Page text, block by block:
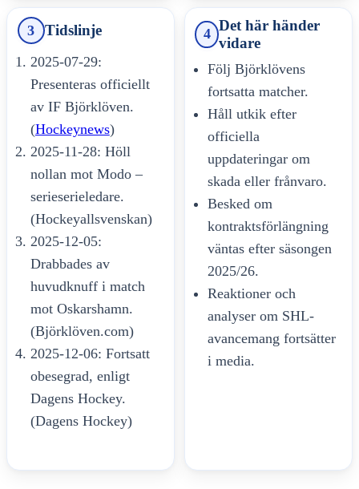
3 Tidslinje
2025-07-29:
Presenteras officiellt
av IF Björklöven.
(Hockeynews)
2025-11-28: Höll
nollan mot Modo –
serieserieledare.
(Hockeyallsvenskan)
2025-12-05:
Drabbades av
huvudknuff i match
mot Oskarshamn.
(Björklöven.com)
2025-12-06: Fortsatt
obesegrad, enligt
Dagens Hockey.
(Dagens Hockey)
4
Det här händer
vidare
Följ Björklövens
fortsatta matcher.
Håll utkik efter
officiella
uppdateringar om
skada eller frånvaro.
Besked om
kontraktsförlängning
väntas efter säsongen
2025/26.
Reaktioner och
analyser om SHL-
avancemang fortsätter
i media.